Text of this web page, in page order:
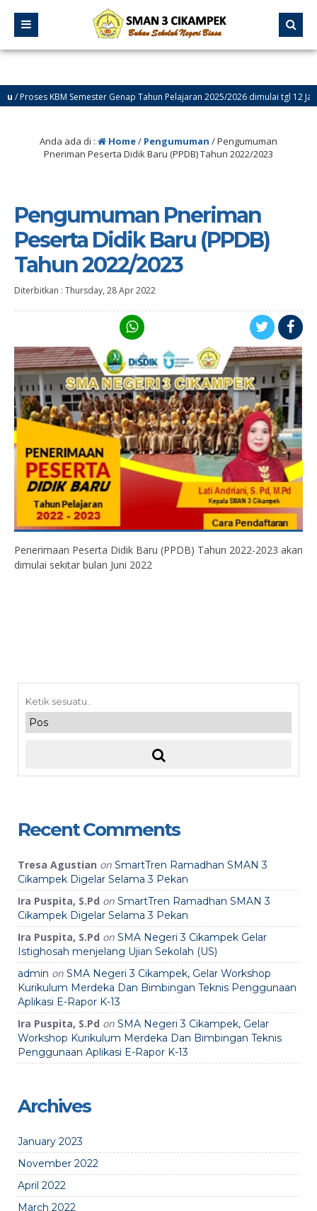
KBM Semester Genap Tahun Pelajaran 2025/2026 dimulai tgl 12
Selamat Datang di Website Resmi SMA Negeri 3 Cikampek – PROGRESIF
Anda ada di : Home/ Pengumuman /Pengumuman
Pneriman Peserta Didik Baru (PPDB) Tahun 2022/2023
Pengumuman Pneriman
Peserta Didik Baru (PPDB)
Tahun 2022/2023
Diterbitkan : Thursday, 28 Apr 2022
Penerimaan Peserta Didik Baru (PPDB) Tahun 2022-2023 akan
dimulai sekitar bulan Juni 2022
Recent Comments
Tresa Agustian on SmartTren Ramadhan SMAN 3
Cikampek Digelar Selama 3 Pekan
Ira Puspita, S.Pd on SmartTren Ramadhan SMAN 3
Cikampek Digelar Selama 3 Pekan
Ira Puspita, S.Pd on SMA Negeri 3 Cikampek Gelar
Istighosah menjelang Ujian Sekolah (US)
admin on SMA Negeri 3 Cikampek, Gelar Workshop
Kurikulum Merdeka Dan Bimbingan Teknis Penggunaan
Aplikasi E-Rapor K-13
Ira Puspita, S.Pd on SMA Negeri 3 Cikampek, Gelar
Workshop Kurikulum Merdeka Dan Bimbingan Teknis
Penggunaan Aplikasi E-Rapor K-13
Archives
January 2023
November 2022
April 2022
March 2022